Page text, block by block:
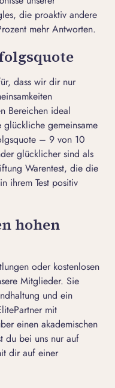
die proaktiv andere
mehr Antworten.
dass wir dir nur
Bereichen ideal
gemeinsame
– 9 von 10
glücklicher sind als
Warentest, die die
ihrem Test positiv
hohen
oder kostenlosen
Mitglieder. Sie
und ein
mit
einen akademischen
du bei uns nur auf
dir auf einer